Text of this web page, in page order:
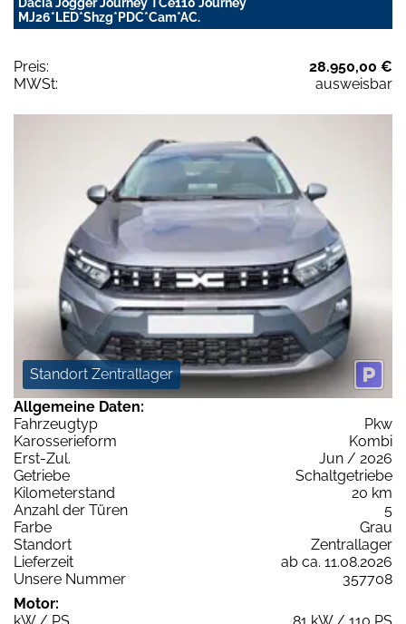
MJ26*LED*Shzg*PDC*Cam*AC.
Preis:
28.950,00 €
MWSt:
ausweisbar
Standort Zentrallager
Allgemeine Daten:
Fahrzeugtyp
Pkw
Karosserieform
Kombi
Erst-Zul.
Jun / 2026
Getriebe
Schaltgetriebe
Kilometerstand
20 km
Anzahl der Türen
5
Farbe
Grau
Standort
Zentrallager
Lieferzeit
ab ca. 11.08.2026
Unsere Nummer
357708
Motor: